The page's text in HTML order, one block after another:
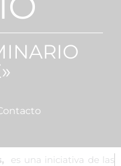
es una iniciativa de las